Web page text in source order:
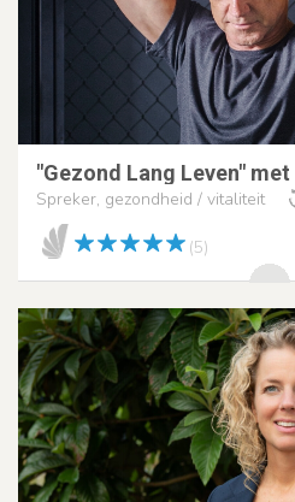
"Gezond Lang Leven"
Spreker, gezondheid / vitaliteit
(5)